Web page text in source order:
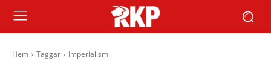
Hem Taggar Imperialism